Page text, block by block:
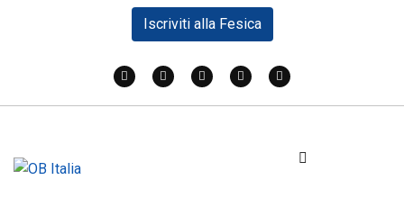
Iscriviti alla Fesica